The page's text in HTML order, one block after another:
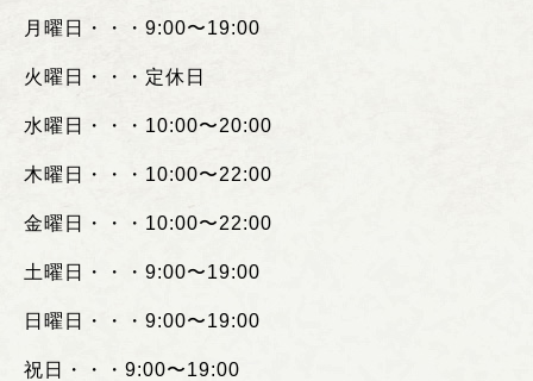
月曜日・・・ 9:00〜19:00
火曜日・・・定休日
水曜日・・・ 10:00〜20:00
木曜日・・・ 10:00〜22:00
金曜日・・・ 10:00〜22:00
土曜日・・・ 9:00〜19:00
日曜日・・・ 9:00〜19:00
祝日・・・ 9:00〜19:00